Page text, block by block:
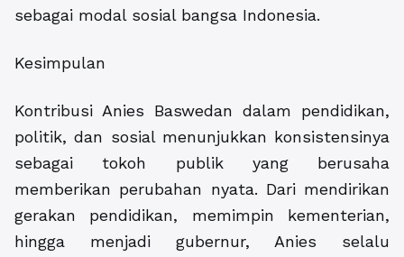
sebagai modal sosial bangsa Indonesia.
Kesimpulan
Kontribusi Anies Baswedan dalam pendidikan,
politik, dan sosial menunjukkan konsistensinya
sebagai tokoh publik yang berusaha
memberikan perubahan nyata. Dari mendirikan
gerakan pendidikan, memimpin kementerian,
hingga menjadi gubernur, Anies selalu